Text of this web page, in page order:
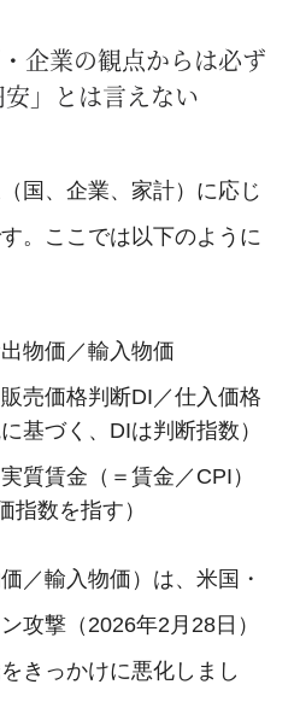
企業の観点からは必ず
」とは言えない
国、企業、家計）に応じ
。ここでは以下のように
物価／輸入物価
売価格判断DI／仕入価格
基づく、DIは判断指数）
質賃金（＝賃金／CPI）
指数を指す）
／輸入物価）は、米国・
攻撃（2026年2月28日）
きっかけに悪化しまし